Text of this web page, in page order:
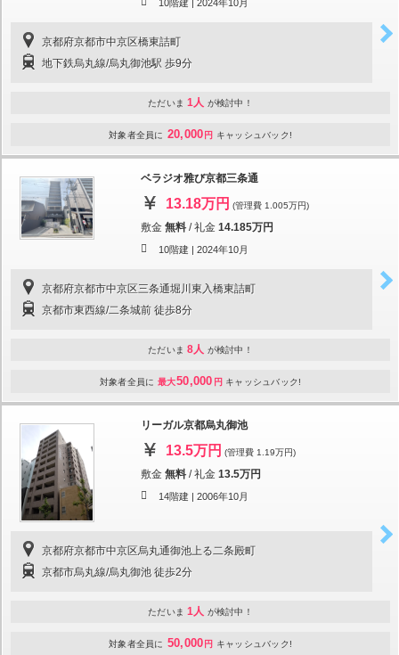
10階建 | 2024年10月
京都府京都市中京区橋東詰町
地下鉄烏丸線/烏丸御池駅 歩9分
ただいま 1人 が検討中！
対象者全員に 20,000 円 キャッシュバック!
ベラジオ雅び京都三条通
13.18万円 (管理費 1.005万円)
敷金 無料 /礼金 14.185万円
10階建 | 2024年10月
京都府京都市中京区三条通堀川東入橋東詰町
京都市東西線/二条城前 徒歩8分
ただいま 8人 が検討中！
対象者全員に 最大50,000 円 キャッシュバック!
リーガル京都烏丸御池
13.5万円 (管理費 1.19万円)
敷金 無料 /礼金 13.5万円
14階建 | 2006年10月
京都府京都市中京区烏丸通御池上る二条殿町
京都市烏丸線/烏丸御池 徒歩2分
ただいま 1人 が検討中！
対象者全員に 50,000 円 キャッシュバック!